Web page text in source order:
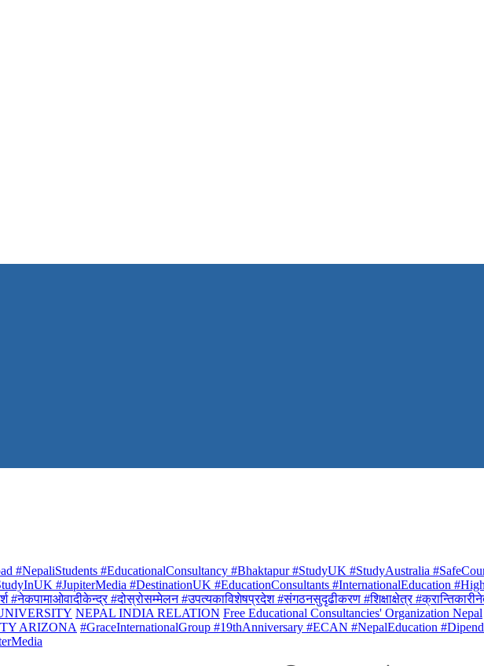
#NepaliStudents #EducationalConsultancy #Bhaktapur #StudyUK #StudyAustralia
#JupiterMedia #DestinationUK #EducationConsultants #InternationalEducation
#नेकपामाओवादीकेन्द्र #दोस्रोसम्मेलन #उपत्यकाविशेषप्रदेश #संगठनसुदृढीकरण #शिक्षाक्षेत्र
NEPAL INDIA RELATION Free Educational Consultancies' Organization Nepal
ARIZONA #GraceInternationalGroup #19thAnniversary #ECAN #NepalEducation